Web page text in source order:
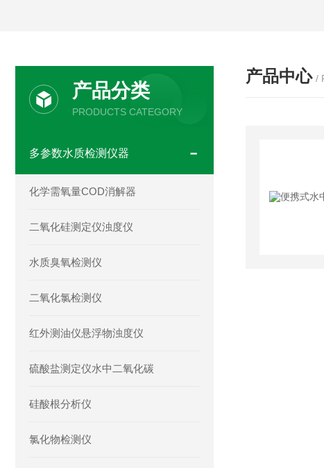
产品分类
PRODUCTS CATEGORY
多参数水质检测仪器
化学需氧量COD消解器
二氧化硅测定仪浊度仪
水质臭氧检测仪
二氧化氯检测仪
红外测油仪悬浮物浊度仪
硫酸盐测定仪水中二氧化碳
硅酸根分析仪
氯化物检测仪
产品中心 /